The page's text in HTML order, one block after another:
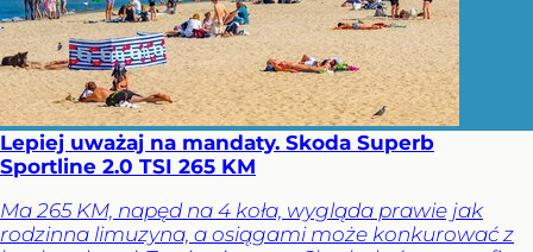
Lepiej uważaj na mandaty. Skoda Superb
Sportline 2.0 TSI 265 KM
Ma 265 KM, napęd na 4 koła, wygląda prawie jak
rodzinna limuzyna, a osiągami może konkurować z